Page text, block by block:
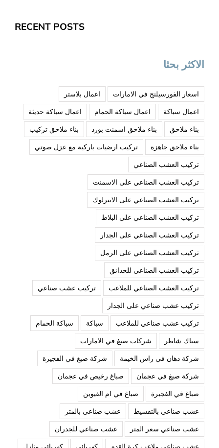
RECENT POSTS
الاكثر بحثا
اسعار الفورسيلنج في الامارات
اعمال بلاستر
اعمال سباكة
اعمال سباكة الحمام
اعمال سباكة حديثة
بناء ملاحق
بناء ملاحق اسمنت بورد
بناء ملاحق تركيب
بناء ملاحق جاهزة
تركيب ارضيات باركية مع عزل صوتي
تركيب العشب الصناعي
تركيب العشب الصناعي على الاسمنت
تركيب العشب الصناعي على الانترلوك
تركيب العشب الصناعي على البلاط
تركيب العشب الصناعي على الجدار
تركيب العشب الصناعي على الرمل
تركيب العشب الصناعي للحدائق
تركيب العشب الصناعي للملاعب
تركيب عشب صناعي
تركيب عشب صناعي على الجدار
تركيب عشب صناعي للملاعب
سباكة
سباكة الحمام
سباك شاطر
شركات صبغ في الامارات
شركة دهان في راس الخيمة
شركة صبغ في الفجيرة
شركة صبغ في عجمان
صباغ رخيص في عجمان
صباغ في الفجيرة
صباغ في ام القيوين
عشب صناعي بالتقسيط
عشب صناعي بالمتر
عشب صناعي سعر المتر
عشب صناعي للجدران